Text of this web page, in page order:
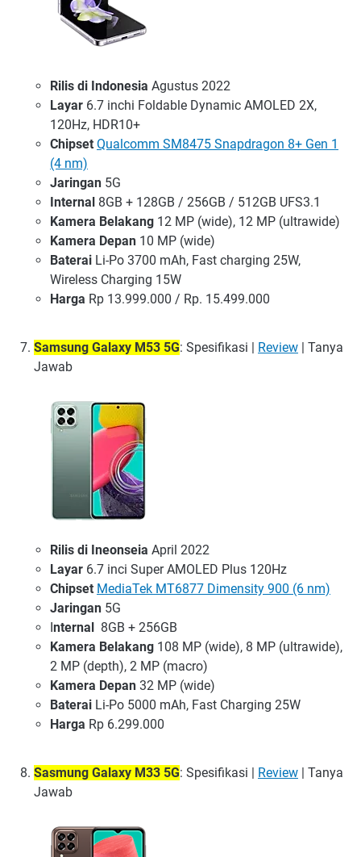
Rilis di Indonesia Agustus 2022
Layar 6.7 inchi Foldable Dynamic AMOLED 2X,
120Hz, HDR10+
Chipset Qualcomm SM8475 Snapdragon 8+ Gen 1
(4 nm)
Jaringan 5G
Internal 8GB + 128GB / 256GB / 512GB UFS3.1
Kamera Belakang 12 MP (wide), 12 MP (ultrawide)
Kamera Depan 10 MP (wide)
Baterai Li-Po 3700 mAh, Fast charging 25W,
Wireless Charging 15W
Harga Rp 13.999.000 / Rp. 15.499.000
Samsung Galaxy M53 5G: Spesifikasi | Review | Tanya
Jawab
Rilis di Ineonseia April 2022
Layar 6.7 inci Super AMOLED Plus 120Hz
Chipset MediaTek MT6877 Dimensity 900 (6 nm)
Jaringan 5G
nternal
8GB + 256GB
Kamera Belakang 108 MP (wide), 8 MP (ultrawide),
2 MP (depth), 2 MP (macro)
Kamera Depan 32 MP (wide)
Baterai Li-Po 5000 mAh, Fast Charging 25W
Harga Rp 6.299.000
Sasmung Galaxy M33 5G: Spesifikasi | Review | Tanya
Jawab